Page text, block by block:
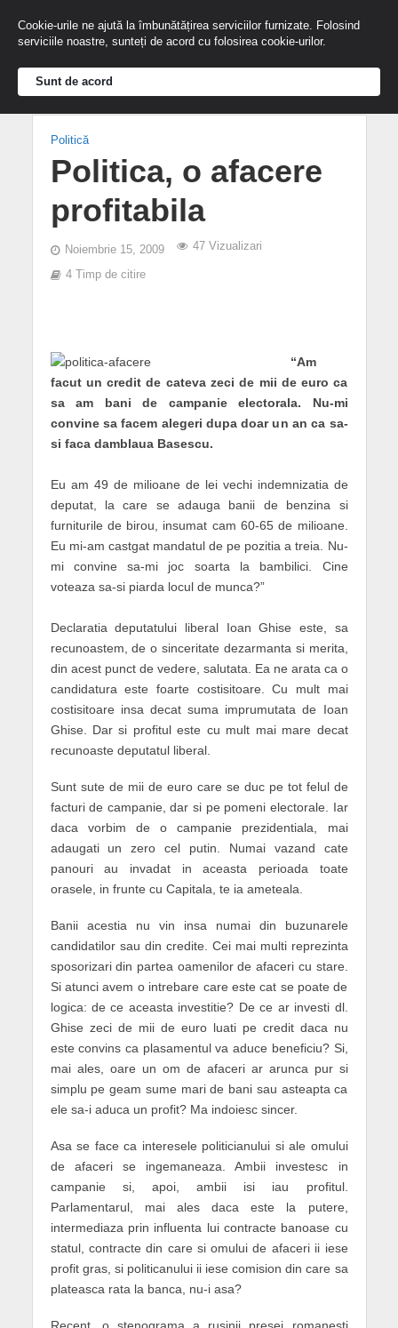
Politică
Politica, o afacere
profitabila
Noiembrie 15, 2009 47 Vizualizari
4 Timp de citire
“Am
facut un credit de cateva zeci de mii de euro ca
sa am bani de campanie electorala. Nu-mi
convine sa facem alegeri dupa doar un an ca sa-
si faca damblaua Basescu.
Eu am 49 de milioane de lei vechi indemnizatia de
deputat, la care se adauga banii de benzina si
furniturile de birou, insumat cam 60-65 de milioane.
Eu mi-am castgat mandatul de pe pozitia a treia. Nu-
mi convine sa-mi joc soarta la bambilici. Cine
voteaza sa-si piarda locul de munca?”
Declaratia deputatului liberal Ioan Ghise este, sa
recunoastem, de o sinceritate dezarmanta si merita,
din acest punct de vedere, salutata. Ea ne arata ca o
candidatura este foarte costisitoare. Cu mult mai
costisitoare insa decat suma imprumutata de Ioan
Ghise. Dar si profitul este cu mult mai mare decat
recunoaste deputatul liberal.
Sunt sute de mii de euro care se duc pe tot felul de
facturi de campanie, dar si pe pomeni electorale. Iar
daca vorbim de o campanie prezidentiala, mai
adaugati un zero cel putin. Numai vazand cate
panouri au invadat in aceasta perioada toate
orasele, in frunte cu Capitala, te ia ameteala.
Banii acestia nu vin insa numai din buzunarele
candidatilor sau din credite. Cei mai multi reprezinta
sposorizari din partea oamenilor de afaceri cu stare.
Si atunci avem o intrebare care este cat se poate de
logica: de ce aceasta investitie? De ce ar investi dl.
Ghise zeci de mii de euro luati pe credit daca nu
este convins ca plasamentul va aduce beneficiu? Si,
mai ales, oare un om de afaceri ar arunca pur si
simplu pe geam sume mari de bani sau asteapta ca
ele sa-i aduca un profit? Ma indoiesc sincer.
Asa se face ca interesele politicianului si ale omului
de afaceri se ingemaneaza. Ambii investesc in
campanie si, apoi, ambii isi iau profitul.
Parlamentarul, mai ales daca este la putere,
intermediaza prin influenta lui contracte banoase cu
statul, contracte din care si omului de afaceri ii iese
profit gras, si politicanului ii iese comision din care sa
plateasca rata la banca, nu-i asa?
Recent, o stenograma a rusinii presei romanesti
Cookie-urile ne ajută la îmbunătățirea serviciilor furnizate. Folosind
serviciile noastre, sunteți de acord cu folosirea cookie-urilor.
Sunt de acord